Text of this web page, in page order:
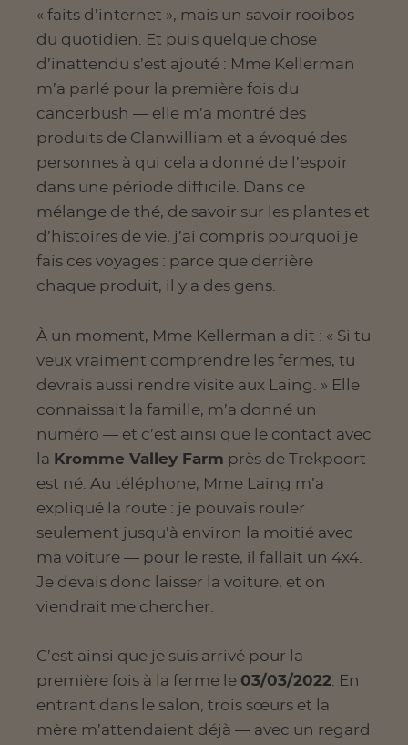
« faits d’internet », mais un savoir rooibos
du quotidien. Et puis quelque chose
d’inattendu s’est ajouté : Mme Kellerman
m’a parlé pour la première fois du
cancerbush — elle m’a montré des
produits de Clanwilliam et a évoqué des
personnes à qui cela a donné de l’espoir
dans une période difficile. Dans ce
mélange de thé, de savoir sur les plantes et
d’histoires de vie, j’ai compris pourquoi je
fais ces voyages : parce que derrière
chaque produit, il y a des gens.
À un moment, Mme Kellerman a dit : « Si tu
veux vraiment comprendre les fermes, tu
devrais aussi rendre visite aux Laing. » Elle
connaissait la famille, m’a donné un
numéro — et c’est ainsi que le contact avec
la Kromme Valley Farm près de Trekpoort
est né. Au téléphone, Mme Laing m’a
expliqué la route : je pouvais rouler
seulement jusqu’à environ la moitié avec
ma voiture — pour le reste, il fallait un 4x4.
Je devais donc laisser la voiture, et on
viendrait me chercher.
C’est ainsi que je suis arrivé pour la
première fois à la ferme le 03/03/2022 . En
entrant dans le salon, trois sœurs et la
mère m’attendaient déjà — avec un regard